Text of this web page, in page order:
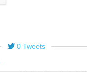
0 Tweets